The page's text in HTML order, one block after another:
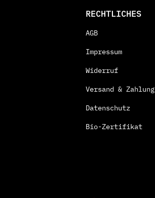
RECHTLICHES
AGB
Impressum
Widerruf
Versand & Zahlung
Datenschutz
Bio-Zertifikat